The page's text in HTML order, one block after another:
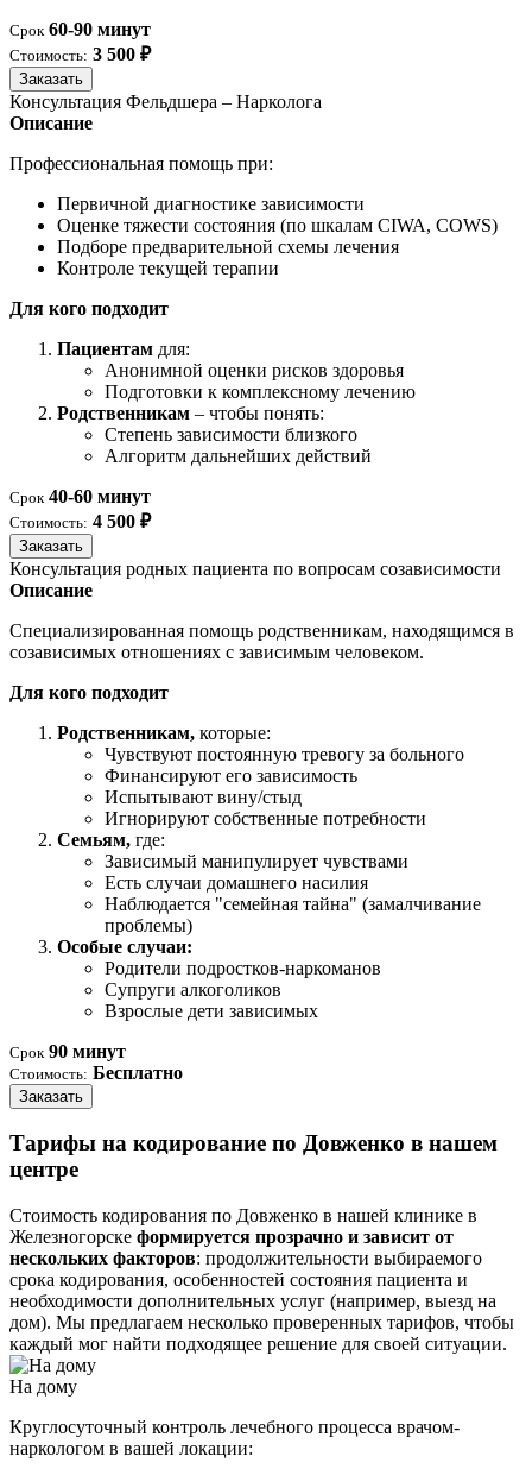
Срок 60-90 минут
Стоимость: 3 500 ₽
Заказать
Консультация Фельдшера – Нарколога
Описание
Профессиональная помощь при:
Первичной диагностике зависимости
Оценке тяжести состояния (по шкалам CIWA, COWS)
Подборе предварительной схемы лечения
Контроле текущей терапии
Для кого подходит
Пациентам для:
Анонимной оценки рисков здоровья
Подготовки к комплексному лечению
Родственникам – чтобы понять:
Степень зависимости близкого
Алгоритм дальнейших действий
Срок 40-60 минут
Стоимость: 4 500 ₽
Заказать
Консультация родных пациента по вопросам созависимости
Описание
Специализированная помощь родственникам, находящимся в
созависимых отношениях с зависимым человеком.
Для кого подходит
Родственникам, которые:
Чувствуют постоянную тревогу за больного
Финансируют его зависимость
Испытывают вину/стыд
Игнорируют собственные потребности
Семьям, где:
Зависимый манипулирует чувствами
Есть случаи домашнего насилия
Наблюдается "семейная тайна" (замалчивание
проблемы)
Особые случаи:
Родители подростков-наркоманов
Супруги алкоголиков
Взрослые дети зависимых
Срок 90 минут
Стоимость: Бесплатно
Заказать
Тарифы на кодирование по Довженко в нашем
центре
Стоимость кодирования по Довженко в нашей клинике в
Железногорске формируется прозрачно и зависит от
нескольких факторов: продолжительности выбираемого
срока кодирования, особенностей состояния пациента и
необходимости дополнительных услуг (например, выезд на
дом). Мы предлагаем несколько проверенных тарифов, чтобы
каждый мог найти подходящее решение для своей ситуации.
На дому
Круглосуточный контроль лечебного процесса врачом-
наркологом в вашей локации: